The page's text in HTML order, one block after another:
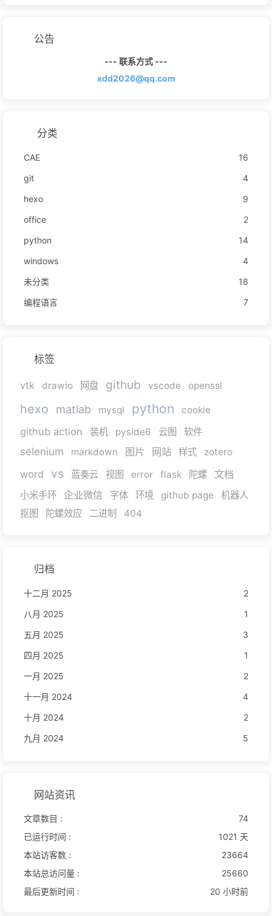
公告
--- 联系方式 ---
xdd2026@qq.com
分类
CAE
16
git
4
hexo
9
office
2
python
14
windows
4
未分类
18
编程语言
7
标签
vtk drawio 网盘 github vscode openssl
hexo matlab mysql python cookie
github action 装机 pyside6 云图 软件
selenium markdown 图片 网站 样式 zotero
word vs 蓝奏云 视图 error flask 陀螺 文档
小米手环 企业微信 字体 环境 github page
机器人
抠图
陀螺效应 二进制 404
归档
十二月 2025
2
八月 2025
1
五月 2025
3
四月 2025
1
一月 2025
2
十一月 2024
4
十月 2024
2
九月 2024
5
网站资讯
文章数目 :
74
已运行时间 :
1021 天
本站访客数 :
23664
本站总访问量 :
25660
最后更新时间 :
20 小时前